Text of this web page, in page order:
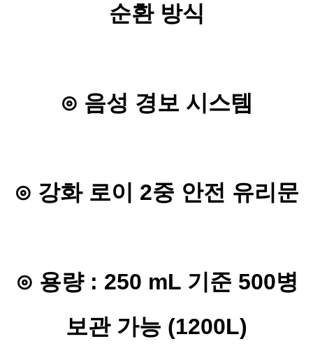
순환 방식
⊙ 음성 경보 시스템
⊙ 강화 로이 2중 안전 유리문
⊙ 용량 : 250 mL 기준 500병
보관 가능 (1200L)